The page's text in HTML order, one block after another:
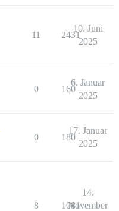
11 2431
10. Juni
2025
0 160
6. Januar
2025
0 180
17. Januar
2025
8 1081
14.
November